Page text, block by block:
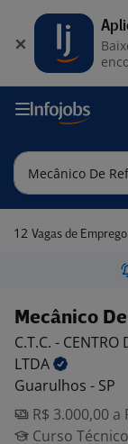
12 Vagas de Emprego de
Mecânico
C.T.C. - CENTRO
LTDA
Guarulhos - SP
R$ 3.000,00 a
Curso Técnico